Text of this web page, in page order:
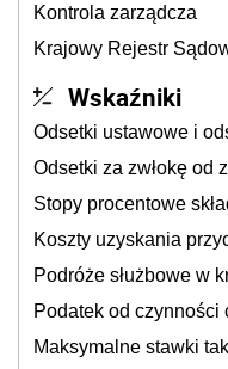
Kontrola zarządcza
Krajowy Rejestr
Wskaźniki
Odsetki ustawowe i
Odsetki za zwłokę od
Stopy procentowe
Koszty uzyskania
Podróże służbowe w
Podatek od czynności
Maksymalne stawki